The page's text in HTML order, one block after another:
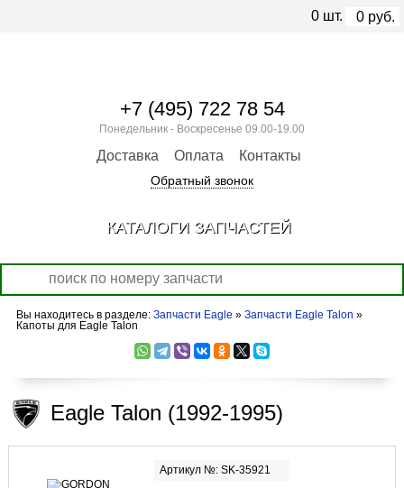
Вы находитесь в разделе: Запчасти Eagle » Запчасти Eagle Talon »
Капоты для Eagle Talon
Eagle Talon (1992-1995)
Артикул №: SK-35921
+7 (495) 722 78 54
Понедельник - Воскресенье 09.00-19.00
Доставка Оплата Контакты
Обратный звонок
0 шт. 0 руб.
КАТАЛОГИ ЗАПЧАСТЕЙ